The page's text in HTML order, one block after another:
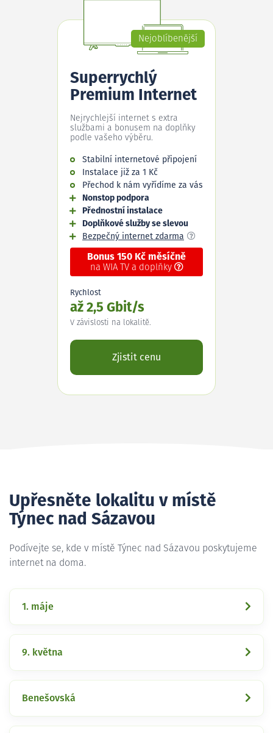
Nejoblíbenější
Superrychlý
Premium Internet
Nejrychlejší internet s extra
službami a bonusem na doplňky
podle vašeho výběru.
Stabilní internetové připojení
Instalace již za 1 Kč
Přechod k nám vyřídíme za vás
Nonstop podpora
Přednostní instalace
Doplňkové služby se slevou
Bezpečný internet zdarma
Bonus 150 Kč měsíčně
na WIA TV a doplňky
Rychlost
až 2,5 Gbit/s
V závislosti na lokalitě.
Zjistit cenu
Upřesněte lokalitu v místě
Týnec nad Sázavou
Podívejte se, kde v místě Týnec nad Sázavou poskytujeme
internet na doma.
1. máje
9. května
Benešovská